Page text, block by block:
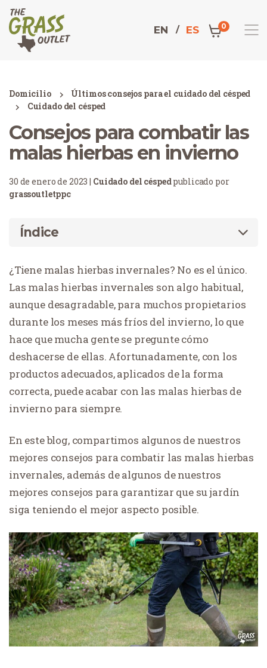
EN ES 0
Domicilio
Últimos consejos para el cuidado del césped
Cuidado del césped
Consejos para combatir las
malas hierbas en invierno
30 de enero de 2023 | Cuidado del céspedpublicado por
grassoutletppc
Índice
¿Tiene malas hierbas invernales? No es el único.
Las malas hierbas invernales son algo habitual,
aunque desagradable, para muchos propietarios
durante los meses más fríos del invierno, lo que
hace que mucha gente se pregunte cómo
deshacerse de ellas. Afortunadamente, con los
productos adecuados, aplicados de la forma
correcta, puede acabar con las malas hierbas de
invierno para siempre.
En este blog, compartimos algunos de nuestros
mejores consejos para combatir las malas hierbas
invernales, además de algunos de nuestros
mejores consejos para garantizar que su jardín
siga teniendo el mejor aspecto posible.